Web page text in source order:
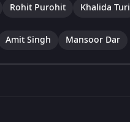
Rohit Purohit Khalida Turi
Amit Singh Mansoor Dar